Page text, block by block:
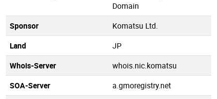
Domain
Sponsor
Komatsu Ltd.
Land
JP
Whois-Server
whois.nic.komatsu
SOA-Server
a.gmoregistry.net